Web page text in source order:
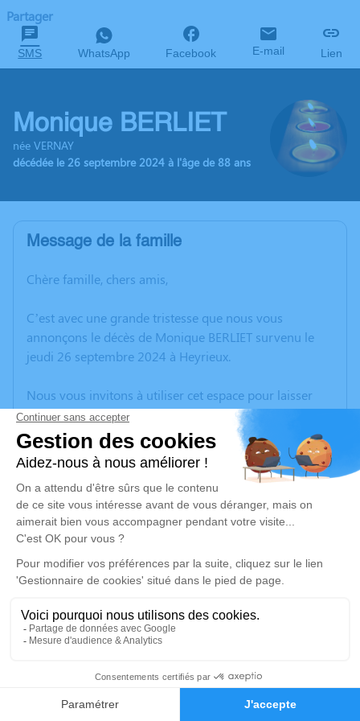
Faire-part Hommages
Partager
SMS WhatsApp Facebook E-mail Lien
Monique BERLIET
née VERNAY
décédée le 26 septembre 2024 à l'âge de 88 ans
Message de la famille
Chère famille, chers amis,
C’est avec une grande tristesse que nous vous
annonçons le décès de Monique BERLIET survenu le
jeudi 26 septembre 2024 à Heyrieux.
Nous vous invitons à utiliser cet espace pour laisser
vos condoléances, partager des photos souvenirs, une
anecdote ou exprimer vos pensées à travers des
poèmes ou des textes. Cet endroit est un lieu
d'expression dédié à honorer la mémoire de Monique
BERLIET.
Un service de plantation d’arbre hommage est
disponible ici.
Je rends hommage
Cérémonie religieuse
Cimetière d'Heyrieux
38540 Heyrieux